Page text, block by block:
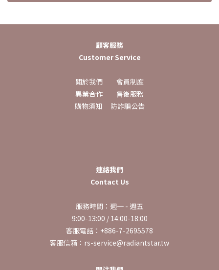
顧客服務
Customer Service
關於我們
會員制度
異業合作
售後服務
購物須知
防詐騙公告
連絡我們
Contact Us
服務時間：週一 - 週五
9:00-13:00 / 14:00-18:00
客服電話：+886-7-2695578
客服信箱：rs-service@radiantstar.tw